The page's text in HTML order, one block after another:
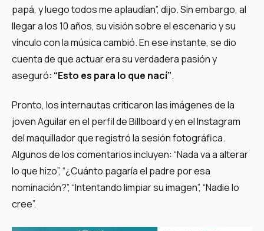
papá, y luego todos me aplaudían”, dijo. Sin embargo, al
llegar a los 10 años, su visión sobre el escenario y su
vínculo con la música cambió. En ese instante, se dio
cuenta de que actuar era su verdadera pasión y
aseguró: “Esto es para lo que nací”.
Pronto, los internautas criticaron las imágenes de la
joven Aguilar en el perfil deBillboardy en el Instagram
del maquillador que registró la sesión fotográfica.
Algunos de los comentarios incluyen: “Nada va a alterar
lo que hizo”, “¿Cuánto pagaría el padre por esa
nominación?”, “Intentando limpiar su imagen”, “Nadie lo
cree”.